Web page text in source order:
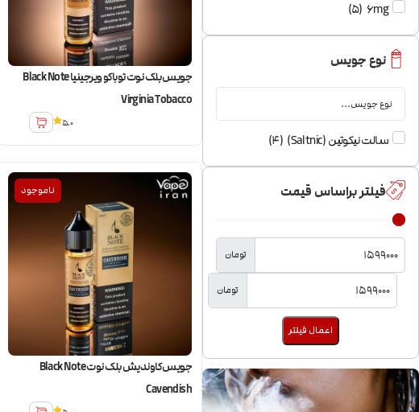
6mg
(
5
)
نوع جویس
سالت نیکوتین (Saltnic) (
4
)
فیلتر براساس قیمت
تومان
تومان
اعمال فیلتر
جویس بلک نوت توباکو ویرجینیا Black Note
Virginia Tobacco
5.0
ناموجود
جویس کاوندیش بلک نوت Black Note
Cavendish